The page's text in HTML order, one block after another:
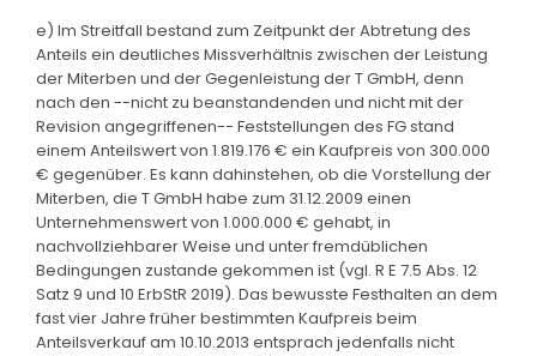
e) Im Streitfall bestand zum Zeitpunkt der Abtretung des
Anteils ein deutliches Missverhältnis zwischen der Leistung
der Miterben und der Gegenleistung der T GmbH, denn
nach den --nicht zu beanstandenden und nicht mit der
Revision angegriffenen-- Feststellungen des FG stand
einem Anteilswert von 1.819.176 € ein Kaufpreis von 300.000
€ gegenüber. Es kann dahinstehen, ob die Vorstellung der
Miterben, die T GmbH habe zum 31.12.2009 einen
Unternehmenswert von 1.000.000 € gehabt, in
nachvollziehbarer Weise und unter fremdüblichen
Bedingungen zustande gekommen ist (vgl. R E 7.5 Abs. 12
Satz 9 und 10 ErbStR 2019). Das bewusste Festhalten an dem
fast vier Jahre früher bestimmten Kaufpreis beim
Anteilsverkauf am 10.10.2013 entsprach jedenfalls nicht